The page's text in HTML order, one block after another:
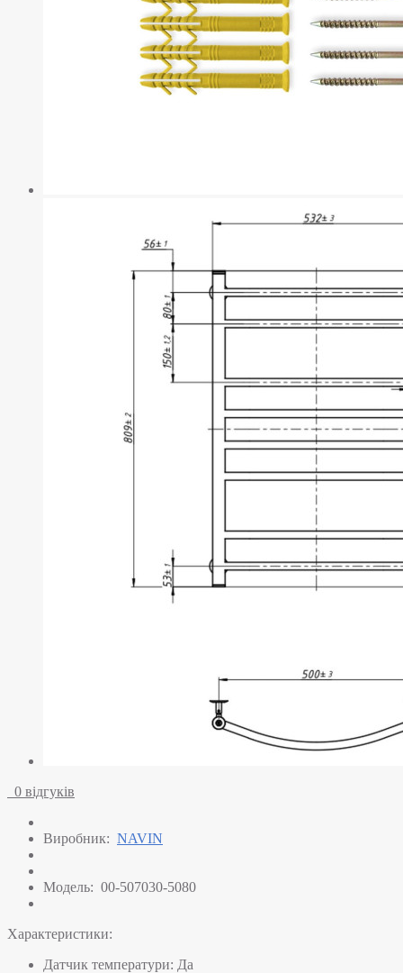
0 відгуків
Виробник: NAVIN
Модель: 00-507030-5080
Характеристики:
Датчик температури: Да